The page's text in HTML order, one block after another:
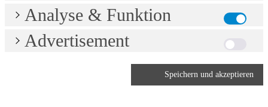
Analyse & Funktion
Advertisement
Speichern und akzeptieren